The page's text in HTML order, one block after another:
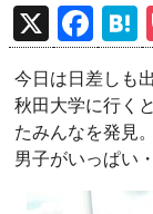
X
F
a
ce
b
o
e
n
a
今日は日差しも
秋田大学に行く
たみんなを発見。
男子がいっぱい